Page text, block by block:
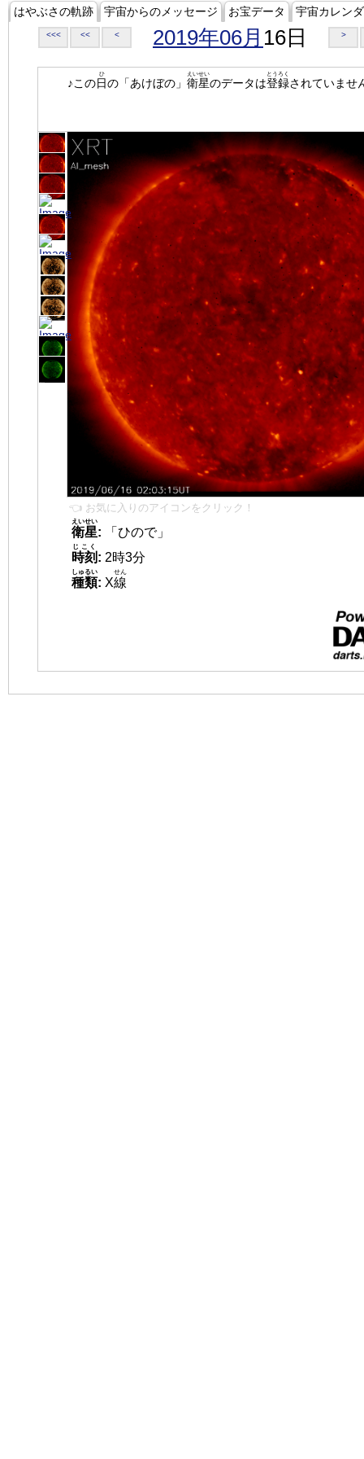
はやぶさの軌跡 宇宙からのメッセージ お宝データ 宇宙カレン
<<< << < 2019年06月 16日 >
♪この日
ひ
の「あけぼの」 衛星
えいせい
のデータは登録
とうろく
されていませ
👈 お気に入りのアイコンをクリック！
衛星
えいせい
:
「ひので」
時刻
じこく
: 2時3分
種類
しゅるい
: X線
せん